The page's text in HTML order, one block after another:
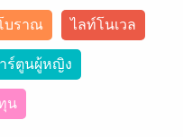
บราณ ไลท์โนเวล
ร์ตูนผู้หญิง
น